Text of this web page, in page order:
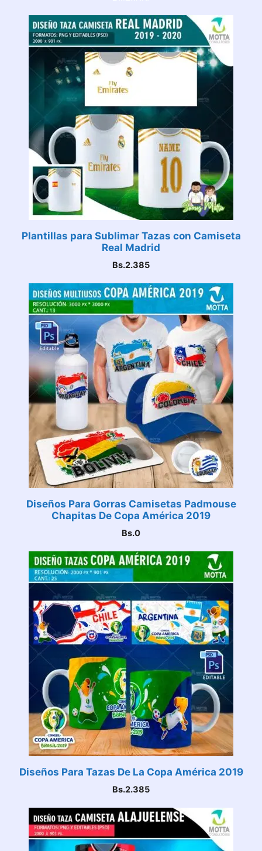
Plantillas para Sublimar Tazas con Camiseta
Real Madrid
Bs.2.385
Diseños Para Gorras Camisetas Padmouse
Chapitas De Copa América 2019
Bs.0
Diseños Para Tazas De La Copa América 2019
Bs.2.385